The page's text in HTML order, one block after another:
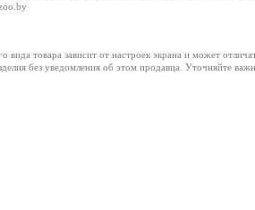
товара зависит от настроек экрана и может
без уведомления об этом продавца. Уточняйте